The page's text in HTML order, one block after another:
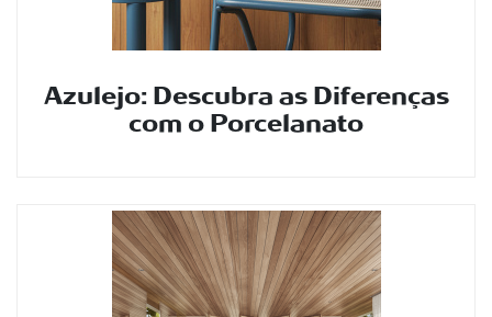
Azulejo: Descubra as Diferenças
com o Porcelanato